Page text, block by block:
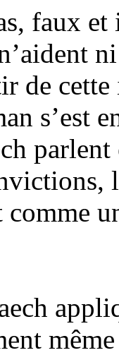
faux
de
s’est
parlent